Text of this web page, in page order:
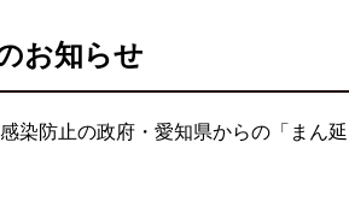
お知らせ
染防止の政府・愛知県からの「まん延